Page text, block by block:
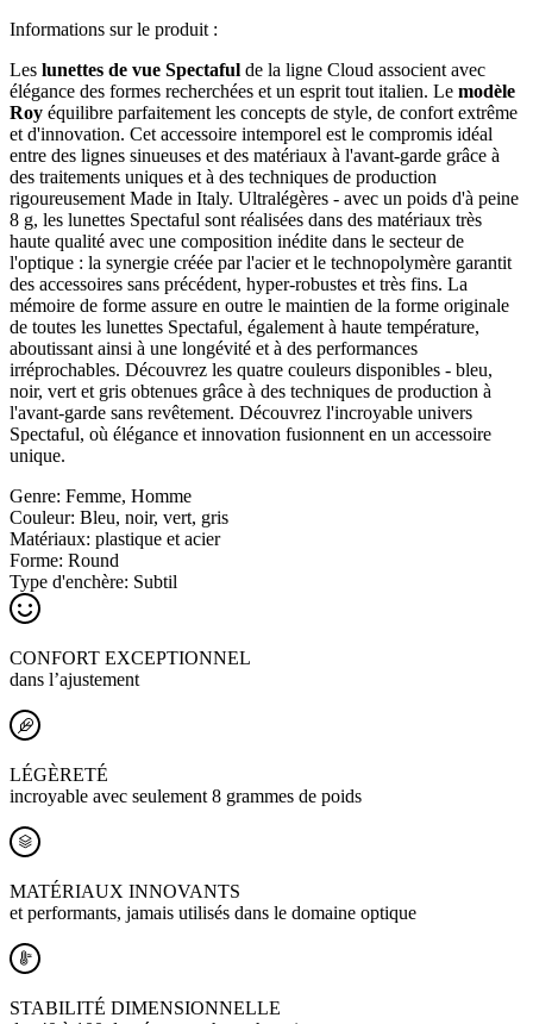
Informations sur le produit :
Les lunettes de vue Spectaful de la ligne Cloud associent avec
élégance des formes recherchées et un esprit tout italien. Le modèle
Roy équilibre parfaitement les concepts de style, de confort extrême
et d'innovation. Cet accessoire intemporel est le compromis idéal
entre des lignes sinueuses et des matériaux à l'avant-garde grâce à
des traitements uniques et à des techniques de production
rigoureusement Made in Italy. Ultralégères - avec un poids d'à peine
8 g, les lunettes Spectaful sont réalisées dans des matériaux très
haute qualité avec une composition inédite dans le secteur de
l'optique : la synergie créée par l'acier et le technopolymère garantit
des accessoires sans précédent, hyper-robustes et très fins. La
mémoire de forme assure en outre le maintien de la forme originale
de toutes les lunettes Spectaful, également à haute température,
aboutissant ainsi à une longévité et à des performances
irréprochables. Découvrez les quatre couleurs disponibles - bleu,
noir, vert et gris obtenues grâce à des techniques de production à
l'avant-garde sans revêtement. Découvrez l'incroyable univers
Spectaful, où élégance et innovation fusionnent en un accessoire
unique.
Genre: Femme, Homme
Couleur: Bleu, noir, vert, gris
Matériaux: plastique et acier
Forme: Round
Type d'enchère: Subtil
CONFORT EXCEPTIONNEL
dans l’ajustement
LÉGÈRETÉ
incroyable avec seulement 8 grammes de poids
MATÉRIAUX INNOVANTS
et performants, jamais utilisés dans le domaine optique
STABILITÉ DIMENSIONNELLE